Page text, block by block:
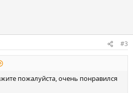
#3
пожалуйста, очень понравился